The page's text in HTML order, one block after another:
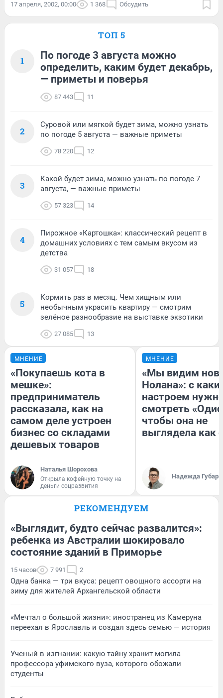
17 апреля, 2002, 00:00 1 368 Обсудить
ТОП 5
1
По погоде 3 августа можно
определить, каким будет декабрь,
— приметы и поверья
87 443 11
2
Суровой или мягкой будет зима, можно узнать
по погоде 5 августа — важные приметы
78 220 12
3
Какой будет зима, можно узнать по погоде 7
августа, — важные приметы
57 323 14
4
Пирожное «Картошка»: классический рецепт в
домашних условиях с тем самым вкусом из
детства
31 057 18
5
Кормить раз в месяц. Чем хищным или
необычным украсить квартиру — смотрим
зелёное разнообразие на выставке экзотики
27 085 13
МНЕНИЕ
«Покупаешь кота в
мешке»:
предприниматель
рассказала, как на
самом деле устроен
бизнес со складами
дешевых товаров
Наталья Шорохова
Открыла кофейную точку на
деньги соцразвития
МНЕНИЕ
«Мы видим
Нолана»: с
настроем
смотреть
чтобы она не
выглядела как
Надежда Губарь
РЕКОМЕНДУЕМ
«Выглядит, будто сейчас развалится»:
ребенка из Австралии шокировало
состояние зданий в Приморье
15 часов 7 991 2
Одна банка — три вкуса: рецепт овощного ассорти на
зиму для жителей Архангельской области
«Мечтал о большой жизни»: иностранец из Камеруна
переехал в Ярославль и создал здесь семью — история
Ученый в изгнании: какую тайну хранит могила
профессора уфимского вуза, которого обожали
студенты